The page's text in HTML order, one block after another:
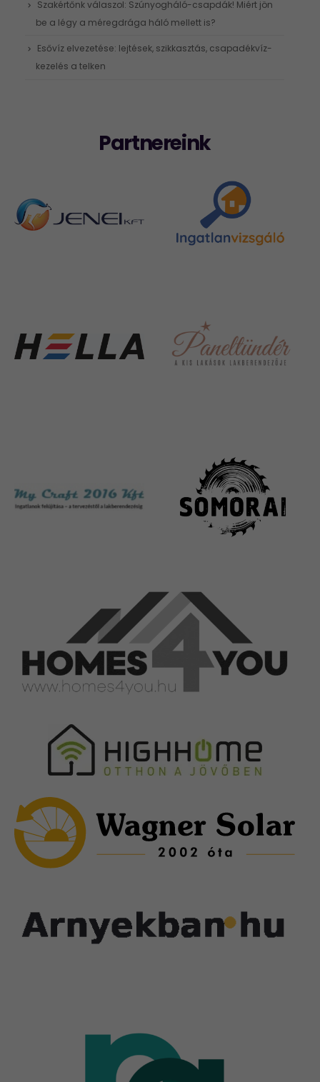
Szakértőnk válaszol: Szúnyogháló-csapdák! Miért jön
be a légy a méregdrága háló mellett is?
Esővíz elvezetése: lejtések, szikkasztás, csapadékvíz-
kezelés a telken
Partnereink